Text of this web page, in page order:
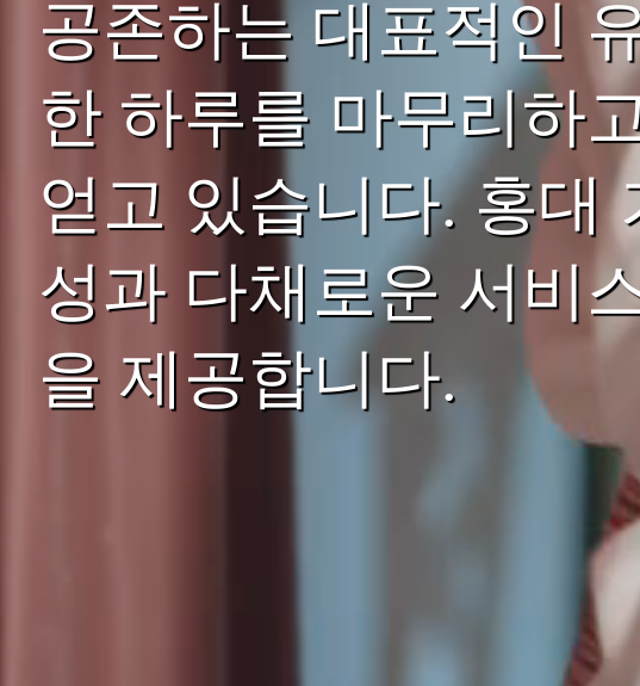
공존하는 대표적인
한 하루를 마무리하
얻고 있습니다. 홍대
성과 다채로운 서비
을 제공합니다.